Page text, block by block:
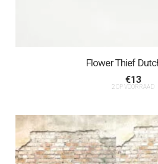
Flower Thief
€13
2 OP VOORRAAD